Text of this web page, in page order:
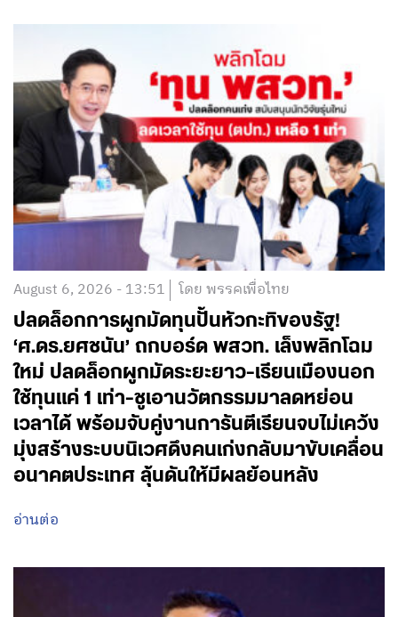
August 6, 2026 - 13:51 โดย พรรคเพื่อไทย
ปลดล็อกการผูกมัดทุนปั้นหัวกะทิของรัฐ!
‘ศ.ดร.ยศชนัน’ ถกบอร์ด พสวท. เล็งพลิกโฉม
ใหม่ ปลดล็อกผูกมัดระยะยาว-เรียนเมืองนอก
ใช้ทุนแค่ 1 เท่า-ชูเอานวัตกรรมมาลดหย่อน
เวลาได้ พร้อมจับคู่งานการันตีเรียนจบไม่เคว้ง
มุ่งสร้างระบบนิเวศดึงคนเก่งกลับมาขับเคลื่อน
อนาคตประเทศ ลุ้นดันให้มีผลย้อนหลัง
อ่านต่อ